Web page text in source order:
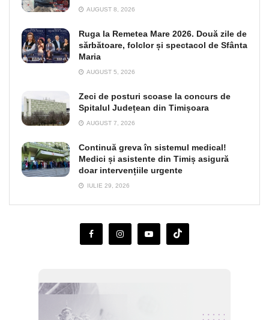
AUGUST 8, 2026
Ruga la Remetea Mare 2026. Două zile de
sărbătoare, folclor și spectacol de Sfânta
Maria
AUGUST 5, 2026
Zeci de posturi scoase la concurs de
Spitalul Județean din Timișoara
AUGUST 7, 2026
Continuă greva în sistemul medical!
Medici și asistente din Timiș asigură
doar intervențiile urgente
IULIE 29, 2026